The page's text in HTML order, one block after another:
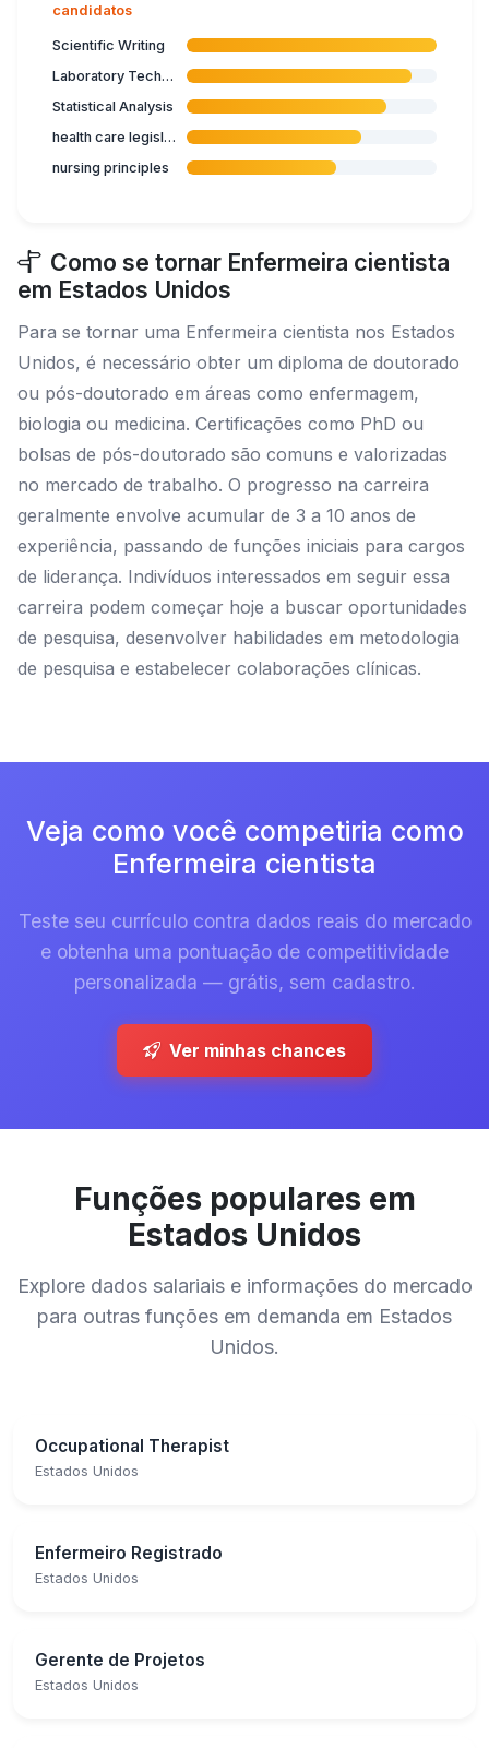
candidatos
Scientific Writing
Laboratory Techniques
Statistical Analysis
health care legislation
nursing principles
Como se tornar Enfermeira cientista
em Estados Unidos
Para se tornar uma Enfermeira cientista nos Estados
Unidos, é necessário obter um diploma de doutorado
ou pós-doutorado em áreas como enfermagem,
biologia ou medicina. Certificações como PhD ou
bolsas de pós-doutorado são comuns e valorizadas
no mercado de trabalho. O progresso na carreira
geralmente envolve acumular de 3 a 10 anos de
experiência, passando de funções iniciais para cargos
de liderança. Indivíduos interessados em seguir essa
carreira podem começar hoje a buscar oportunidades
de pesquisa, desenvolver habilidades em metodologia
de pesquisa e estabelecer colaborações clínicas.
Veja como você competiria como
Enfermeira cientista
Teste seu currículo contra dados reais do mercado
e obtenha uma pontuação de competitividade
personalizada — grátis, sem cadastro.
Ver minhas chances
Funções populares em
Estados Unidos
Explore dados salariais e informações do mercado
para outras funções em demanda em Estados
Unidos.
Occupational Therapist
Estados Unidos
Enfermeiro Registrado
Estados Unidos
Gerente de Projetos
Estados Unidos